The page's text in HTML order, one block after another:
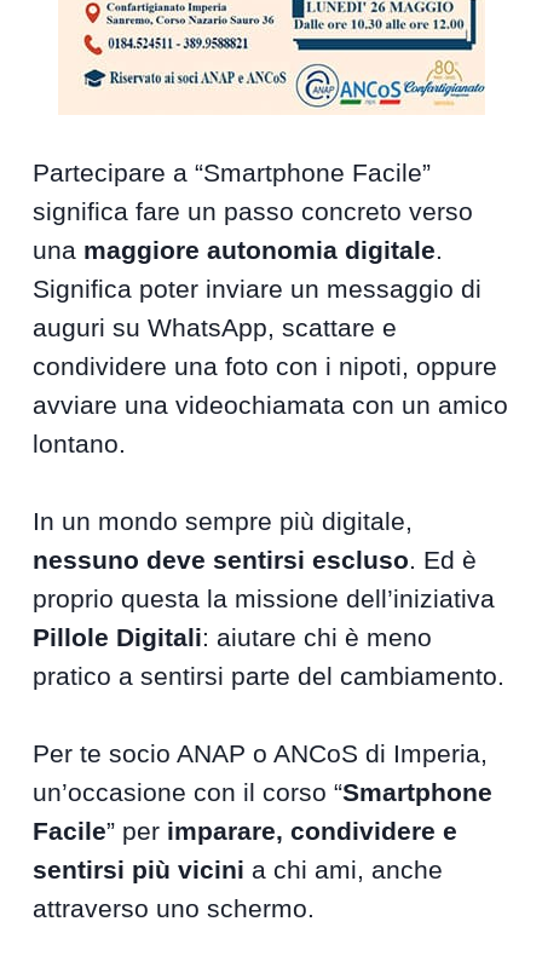
Partecipare a “Smartphone Facile”
significa fare un passo concreto verso
una maggiore autonomia digitale.
Significa poter inviare un messaggio di
auguri su WhatsApp, scattare e
condividere una foto con i nipoti, oppure
avviare una videochiamata con un amico
lontano.
In un mondo sempre più digitale,
nessuno deve sentirsi escluso. Ed è
proprio questa la missione dell’iniziativa
Pillole Digitali: aiutare chi è meno
pratico a sentirsi parte del cambiamento.
Per te socio ANAP o ANCoS di Imperia,
un’occasione con il corso “Smartphone
Facile” per imparare, condividere e
sentirsi più vicini a chi ami, anche
attraverso uno schermo.